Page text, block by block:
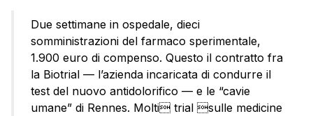
Due settimane in ospedale, dieci
somministrazioni del farmaco sperimentale,
1.900 euro di compenso. Questo il contratto fra
la Biotrial — l’azienda incaricata di condurre il
test del nuovo antidolorifico — e le “cavie
umane” di Rennes. Molti trial sulle medicine